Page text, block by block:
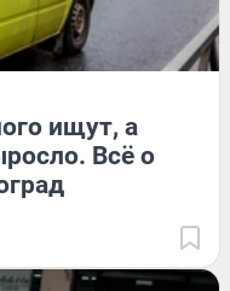
ищут, а
Всё о